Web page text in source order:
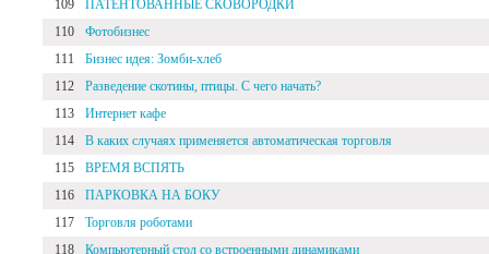
109
ПАТЕНТОВАННЫЕ СКОВОРОДКИ
110
Фотобизнес
111
Бизнес идея: Зомби-хлеб
112
Разведение скотины, птицы. С чего начать?
113
Интернет кафе
114
В каких случаях применяется автоматическая торговля
115
ВРЕМЯ ВСПЯТЬ
116
ПАРКОВКА НА БОКУ
117
Торговля роботами
118
Компьютерный стол со встроенными динамиками